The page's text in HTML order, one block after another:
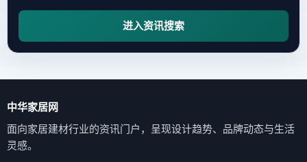
进入资讯搜索
中华家居网
面向家居建材行业的资讯门户，呈现设计趋势、品牌动态与生活
灵感。